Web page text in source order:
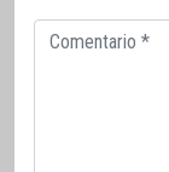
Comentario